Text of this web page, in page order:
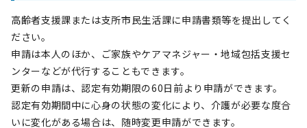
高齢者支援課または支所市民生活課に申請書類等を提出してく
ださい。
申請は本人のほか、ご家族やケアマネジャー・地域包括支援セ
ンターなどが代行することもできます。
更新の申請は、認定有効期限の60日前より申請ができます。
認定有効期間中に心身の状態の変化により、介護が必要な度合
いに変化がある場合は、随時変更申請ができます。